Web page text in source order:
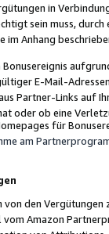
in
sein muss,
im Anhang
E-Mail-
Partner-Links auf
oder ob eine
für
am
den
Amazon